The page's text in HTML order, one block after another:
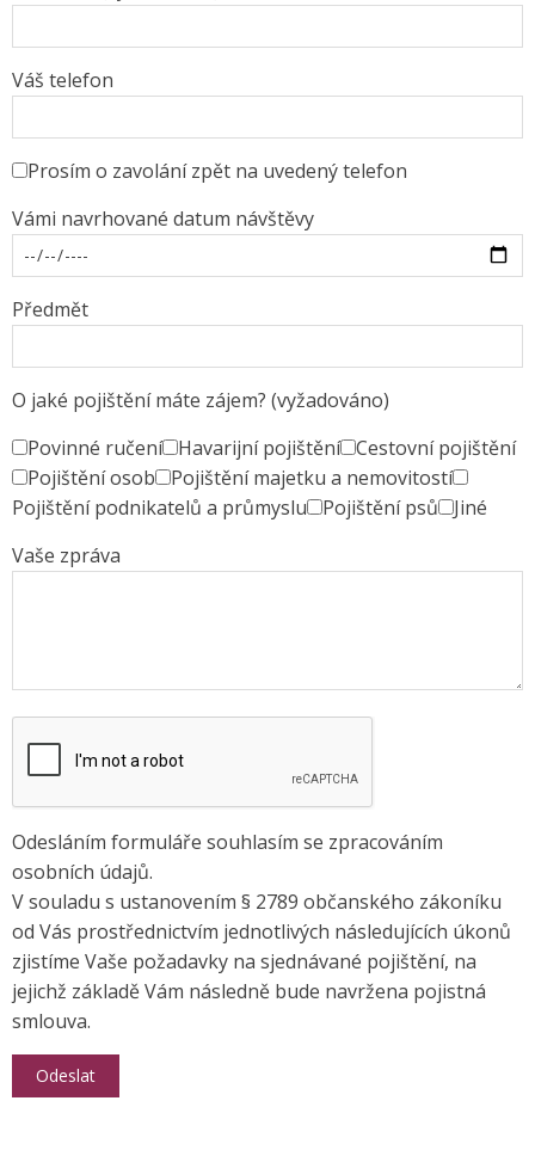
Váš telefon
Prosím o zavolání zpět na uvedený telefon
Vámi navrhované datum návštěvy
Předmět
O jaké pojištění máte zájem? (vyžadováno)
Povinné ručení
Havarijní pojištění Cestovní pojištění
Pojištění osob
Pojištění majetku a nemovitostí
Pojištění podnikatelů a průmyslu
Pojištění psů
Jiné
Vaše zpráva
Odesláním formuláře souhlasím se zpracováním
osobních údajů.
V souladu s ustanovením § 2789 občanského zákoníku
od Vás prostřednictvím jednotlivých následujících úkonů
zjistíme Vaše požadavky na sjednávané pojištění, na
jejichž základě Vám následně bude navržena pojistná
smlouva.